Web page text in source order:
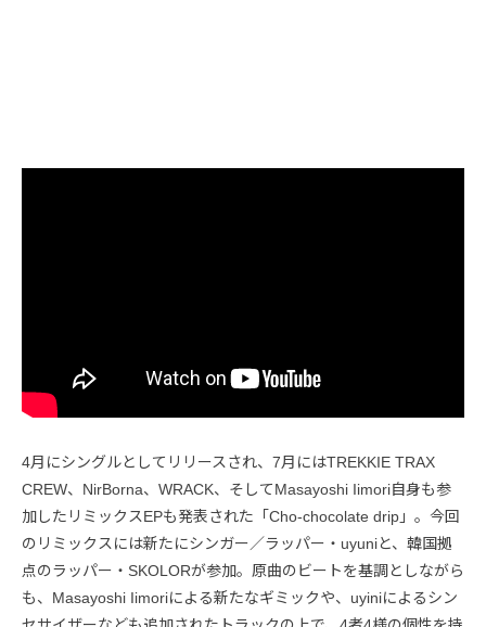
4月にシングルとしてリリースされ、7月にはTREKKIE TRAX
CREW、NirBorna、WRACK、そしてMasayoshi Iimori自身も参
加したリミックスEPも発表された「Cho-chocolate drip」。今回
のリミックスには新たにシンガー／ラッパー・uyuniと、韓国拠
点のラッパー・SKOLORが参加。原曲のビートを基調としながら
も、Masayoshi Iimoriによる新たなギミックや、uyiniによるシン